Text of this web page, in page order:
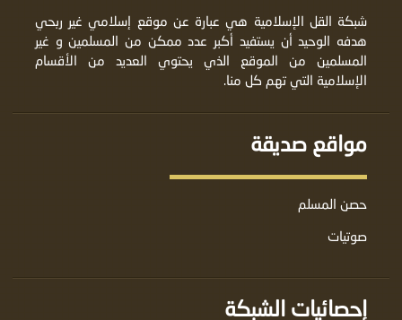
شبكة القل الإسلامية هي عبارة عن موقع إسلامي غير ربحي
هدفه الوحيد أن يستفيد أكبر عدد ممكن من المسلمين و غير
المسلمين من الموقع الذي يحتوي العديد من الأقسام
الإسلامية التي تهم كل منا.
مواقع صديقة
حصن المسلم
صوتيات
إحصائيات الشبكة